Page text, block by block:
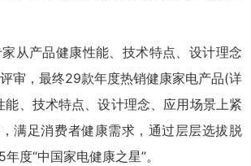
产品健康性能、技术特点、设计理念
审，最终29款年度热销健康家电产品(详
能、技术特点、设计理念、应用场景上紧
满足消费者健康需求，通过层层选拔脱
度“中国家电健康之星”。